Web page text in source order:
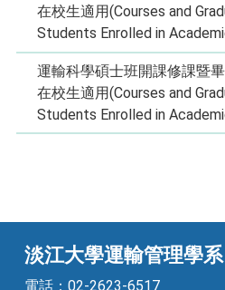
在校生適用(Courses and
Students Enrolled in
運輸科學碩士班開課修課暨
在校生適用(Courses and
Students Enrolled in
淡江大學運輸管理學系
電話：02-2623-6517